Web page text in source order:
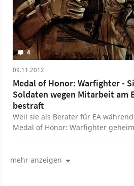
4
09.11.2012
Medal of Honor: Warfighter -
Soldaten wegen Mitarbeit am
bestraft
Weil sie als Berater für EA
Medal of Honor: Warfighter
Disziplinarmaßnahmen ergriffen.
mehr anzeigen